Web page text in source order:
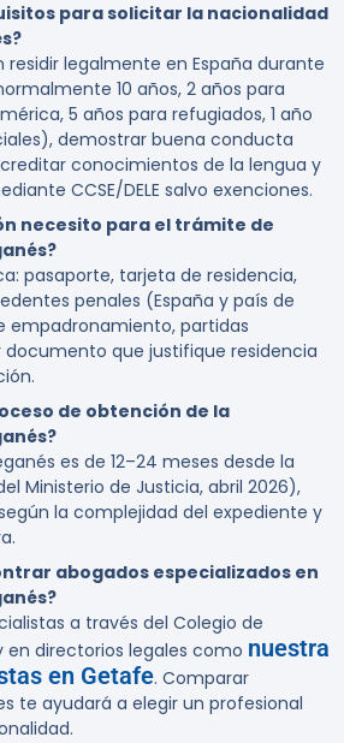
para solicitar la nacionalidad
residir legalmente en España durante
10 años, 2 años para
5 años para refugiados, 1 año
demostrar buena conducta
conocimientos de la lengua y
CCSE/DELE salvo exenciones.
necesito para el trámite de
pasaporte, tarjeta de residencia,
penales (España y país de
empadronamiento, partidas
documento que justifique residencia
de obtención de la
es de 12–24 meses desde la
Ministerio de Justicia, abril 2026),
la complejidad del expediente y
abogados especializados en
a través del Colegio de
en directorios legales como nuestra
en Getafe. Comparar
te ayudará a elegir un profesional